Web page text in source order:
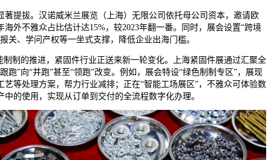
拔。汉诺威米兰展览（上海）无限公司依托母公司资本，邀请欧
海外不雅众占比估计达15%，较2023年翻一番。同时，展会设置“跨境
关、学问产权等一坐式支撑，降低企业出海门槛。
的推进，紧固件行业正送来新一轮变化。上海紧固件展通过汇聚全
跑”向“并跑”甚至“领跑”改变。例如，展会特设“绿色制制专区”，展现
艺等处理方案，帮力行业减排；正在“智能工场展区”，不雅众可体验数
的使用，实现从订单到交付的全流程数字化办理。